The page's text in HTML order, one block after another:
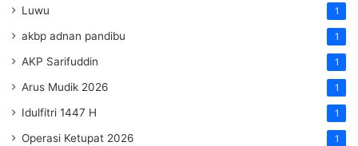
Luwu 1
akbp adnan pandibu 1
AKP Sarifuddin 1
Arus Mudik 2026 1
Idulfitri 1447 H 1
Operasi Ketupat 2026 1